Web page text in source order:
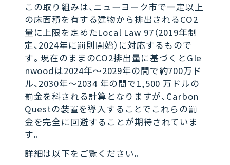
この取り組みは、ニューヨーク市で一定以上
の床面積を有する建物から排出されるCO2
量に上限を定めたLocal Law 97（2019年制
定、2024年に罰則開始）に対応するもので
す。現在のままのCO2排出量に基づくとGle
nwoodは2024年～2029年の間で約700万ド
ル、2030年～2034 年の間で1,500 万ドルの
罰金を科される計算となりますが、Carbon
Questの装置を導入することでこれらの罰
金を完全に回避することが期待されていま
す。
詳細は以下をご覧ください。